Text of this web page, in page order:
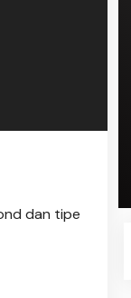
dan tipe